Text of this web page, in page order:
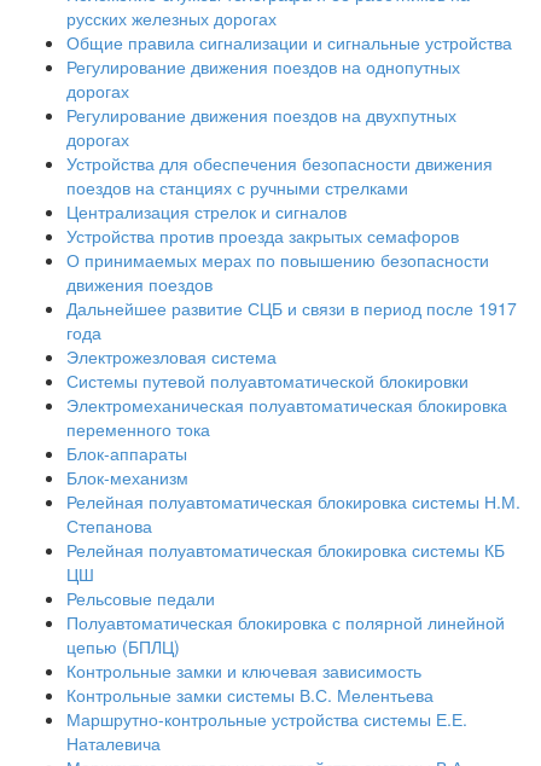
русских железных дорогах
Общие правила сигнализации и сигнальные устройства
Регулирование движения поездов на однопутных
дорогах
Регулирование движения поездов на двухпутных
дорогах
Устройства для обеспечения безопасности движения
поездов на станциях с ручными стрелками
Централизация стрелок и сигналов
Устройства против проезда закрытых семафоров
О принимаемых мерах по повышению безопасности
движения поездов
Дальнейшее развитие СЦБ и связи в период после 1917
года
Электрожезловая система
Системы путевой полуавтоматической блокировки
Электромеханическая полуавтоматическая блокировка
переменного тока
Блок-аппараты
Блок-механизм
Релейная полуавтоматическая блокировка системы Н.М.
Степанова
Релейная полуавтоматическая блокировка системы КБ
ЦШ
Рельсовые педали
Полуавтоматическая блокировка с полярной линейной
цепью (БПЛЦ)
Контрольные замки и ключевая зависимость
Контрольные замки системы В.С. Мелентьева
Маршрутно-контрольные устройства системы Е.Е.
Наталевича